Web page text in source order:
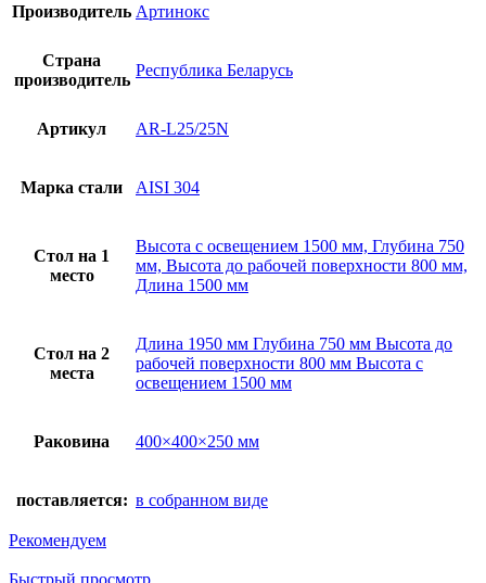
Производитель Артинокс
Страна
производитель
Республика Беларусь
Артикул AR-L25/25N
Марка стали AISI 304
Стол на 1
место
Высота с освещением 1500 мм, Глубина 750
мм, Высота до рабочей поверхности 800 мм,
Длина 1500 мм
Стол на 2
места
Длина 1950 мм Глубина 750 мм Высота до
рабочей поверхности 800 мм Высота с
освещением 1500 мм
Раковина 400×400×250 мм
поставляется: в собранном виде
Рекомендуем